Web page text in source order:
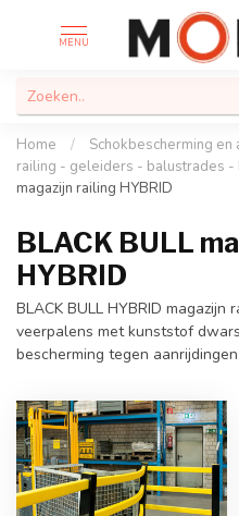
MENU
Home / Schokbescherming
railing - geleiders - balustrades -
magazijn railing HYBRID
BLACK BULL
HYBRID
BLACK BULL HYBRID
veerpalens met kunststof
bescherming tegen aanrijdingen.